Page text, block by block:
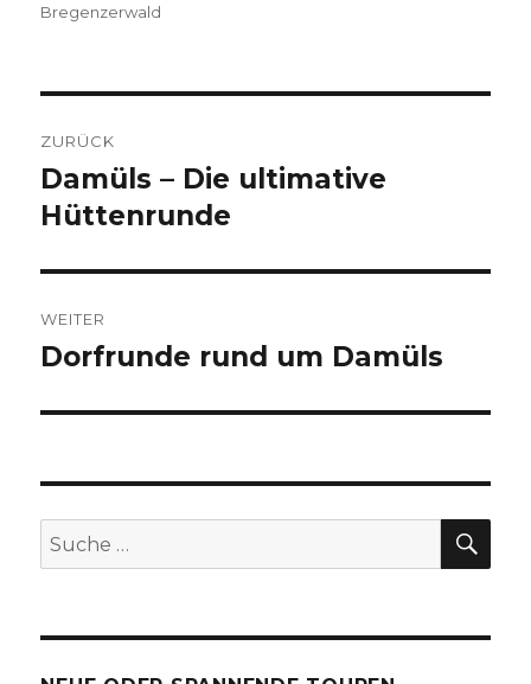
Bregenzerwald
ZURÜCK
Vorheriger
Beitrag:
Damüls – Die ultimative
Hüttenrunde
WEITER
Nächster
Dorfrunde rund um Damüls
Suche
nach: